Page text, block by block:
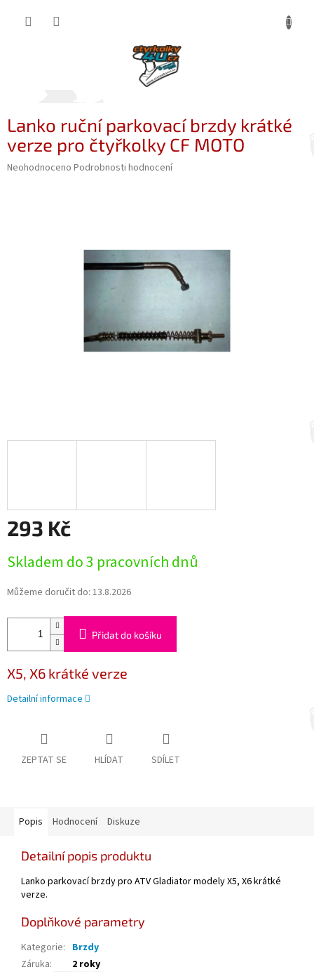
Lanko ruční parkovací brzdy krátké
verze pro čtyřkolky CF MOTO
Průměrné
Neohodnoceno Podrobnosti hodnocení
293 Kč
cena:
Skladem do 3 pracovních dnů
Můžeme doručit do: 13.8.2026
Přidat do košíku
X5, X6 krátké verze
Detailní informace
ZEPTAT SE HLÍDAT SDÍLET
Popis Hodnocení Diskuze
Detailní popis produktu
Lanko parkovací brzdy pro ATV Gladiator modely X5, X6 krátké
verze.
Doplňkové parametry
Kategorie: Brzdy
Záruka: 2 roky